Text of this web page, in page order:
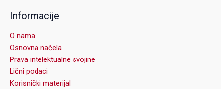
Informacije
O nama
Osnovna načela
Prava intelektualne svojine
Lični podaci
Korisnički materijal